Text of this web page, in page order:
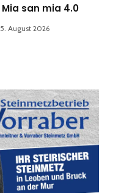
Mia san mia 4.0
5. August 2026